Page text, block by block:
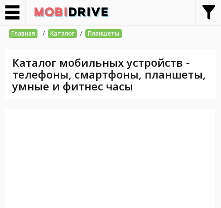
Главная / Каталог / Планшеты
Каталог мобильных устройств -
телефоны, смартфоны, планшеты,
умные и фитнес часы